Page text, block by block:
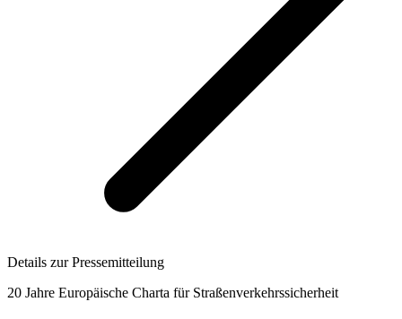
Details zur Pressemitteilung
20 Jahre Europäische Charta für Straßenverkehrssicherheit